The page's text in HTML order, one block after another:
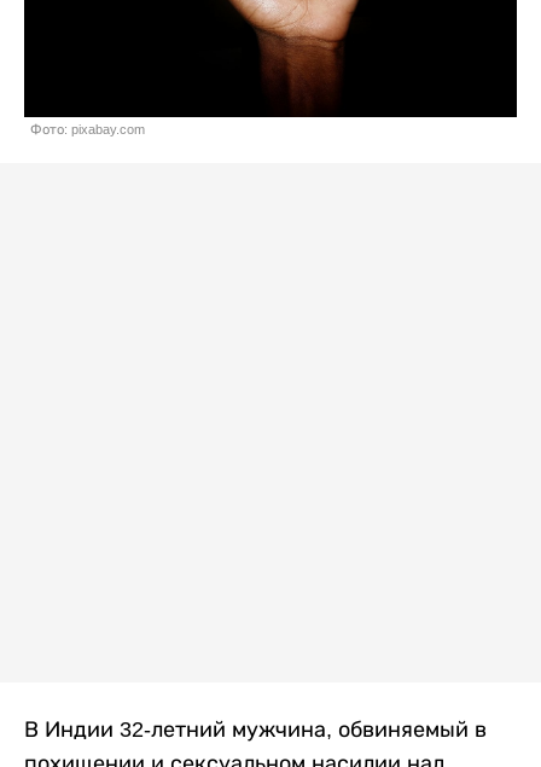
Фото: pixabay.com
В Индии 32-летний мужчина, обвиняемый в